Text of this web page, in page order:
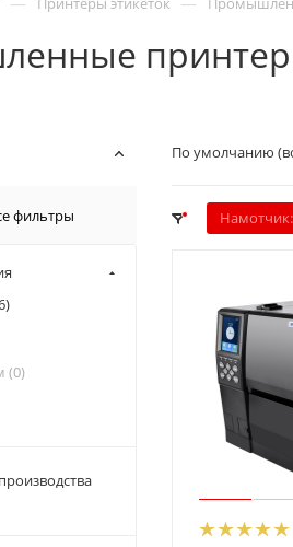
По умолчанию
Намотчик:
фильтры
)
(0)